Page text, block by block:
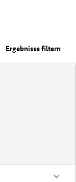
Ergebnisse filtern